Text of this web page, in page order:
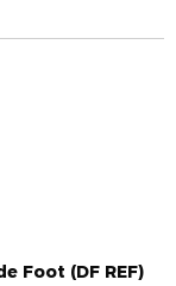
Foot (DF REF)